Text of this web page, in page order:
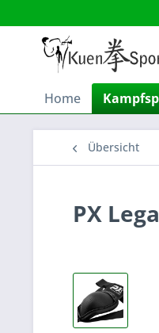
Home
Übersicht
PX